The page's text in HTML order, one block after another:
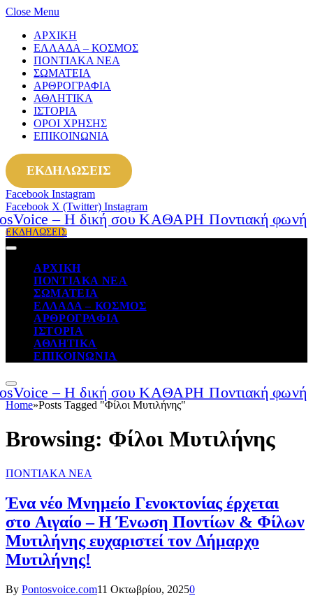
Close Menu
ΑΡΧΙΚΗ
ΕΛΛΑΔΑ – ΚΟΣΜΟΣ
ΠΟΝΤΙΑΚΑ ΝΕΑ
ΣΩΜΑΤΕΙΑ
ΑΡΘΡΟΓΡΑΦΙΑ
ΑΘΛΗΤΙΚΑ
ΙΣΤΟΡΙΑ
ΟΡΟΙ ΧΡΗΣΗΣ
ΕΠΙΚΟΙΝΩΝΙΑ
ΕΚΔΗΛΩΣΕΙΣ
Facebook Instagram
Facebook X (Twitter) Instagram
ΕΚΔΗΛΩΣΕΙΣ
ΑΡΧΙΚΗ
ΠΟΝΤΙΑΚΑ ΝΕΑ
ΣΩΜΑΤΕΙΑ
ΕΛΛΑΔΑ – ΚΟΣΜΟΣ
ΑΡΘΡΟΓΡΑΦΙΑ
ΙΣΤΟΡΙΑ
ΑΘΛΗΤΙΚΑ
ΕΠΙΚΟΙΝΩΝΙΑ
Home»Posts Tagged "Φίλοι Μυτιλήνης"
Browsing: Φίλοι Μυτιλήνης
ΠΟΝΤΙΑΚΑ ΝΕΑ
Ένα νέο Μνημείο Γενοκτονίας έρχεται
στο Αιγαίο – Η Ένωση Ποντίων & Φίλων
Μυτιλήνης ευχαριστεί τον Δήμαρχο
Μυτιλήνης!
By Pontosvoice.com11 Οκτωβρίου, 20250